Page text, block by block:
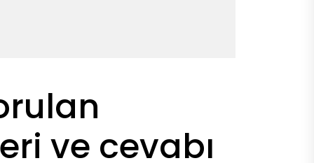
ve cevabı